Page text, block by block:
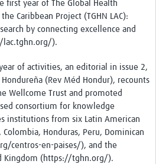
first year of The Global Health
Caribbean Project (TGHN LAC):
by connecting excellence and
lac.tghn.org/).
of activities, an editorial in issue 2,
(Rev Méd Hondur), recounts
Wellcome Trust and promoted
consortium for knowledge
institutions from six Latin American
Honduras, Peru, Dominican
centros-en-paises/), and the
Kingdom (https://tghn.org/).